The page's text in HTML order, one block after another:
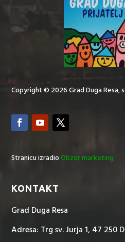
Copyright © 2026 Grad Duga Resa,
Stranicu izradioObzor marketing
KONTAKT
Grad Duga Resa
Adresa: Trg sv. Jurja 1, 47 250